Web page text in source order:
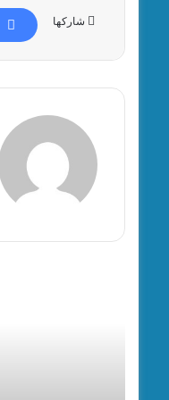
شاركها